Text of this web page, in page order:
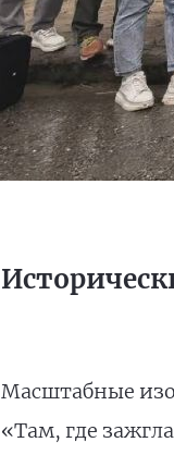
Масштабные
«Там, где